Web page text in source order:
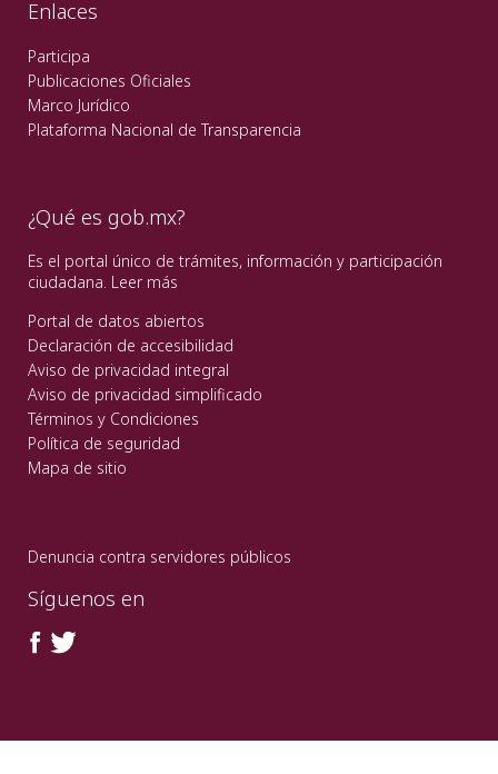
Enlaces
Participa
Publicaciones Oficiales
Marco Jurídico
Plataforma Nacional de Transparencia
¿Qué es gob.mx?
Es el portal único de trámites, información y participación
ciudadana. Leer más
Portal de datos abiertos
Declaración de accesibilidad
Aviso de privacidad integral
Aviso de privacidad simplificado
Términos y Condiciones
Política de seguridad
Mapa de sitio
Denuncia contra servidores públicos
Síguenos en